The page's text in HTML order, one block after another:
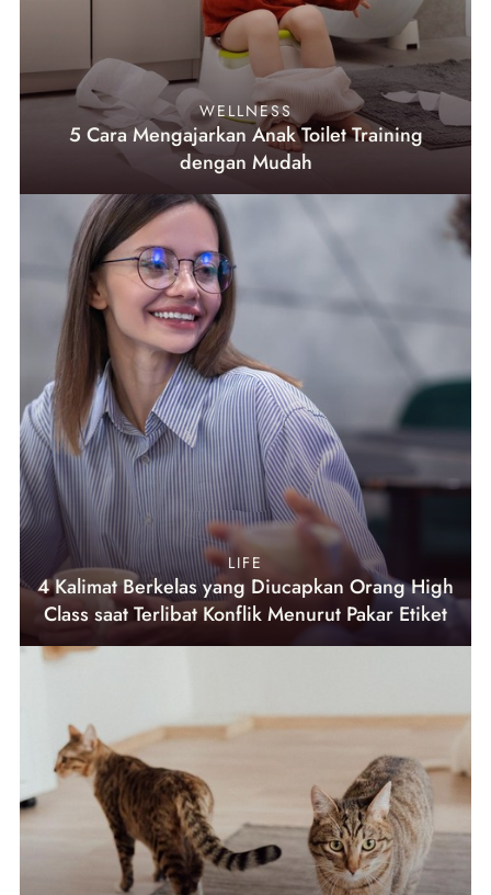
WELLNESS
5 Cara Mengajarkan Anak Toilet Training
dengan Mudah
LIFE
4 Kalimat Berkelas yang Diucapkan Orang High
Class saat Terlibat Konflik Menurut Pakar Etiket